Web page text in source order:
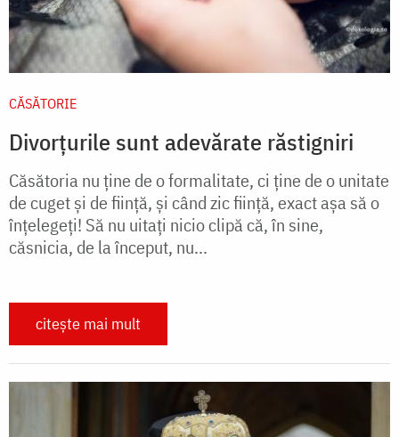
CĂSĂTORIE
Divorțurile sunt adevărate răstigniri
Căsătoria nu ține de o formalitate, ci ține de o unitate
de cuget și de ființă, și când zic ființă, exact așa să o
înțelegeți! Să nu uitați nicio clipă că, în sine,
căsnicia, de la început, nu...
citește mai mult